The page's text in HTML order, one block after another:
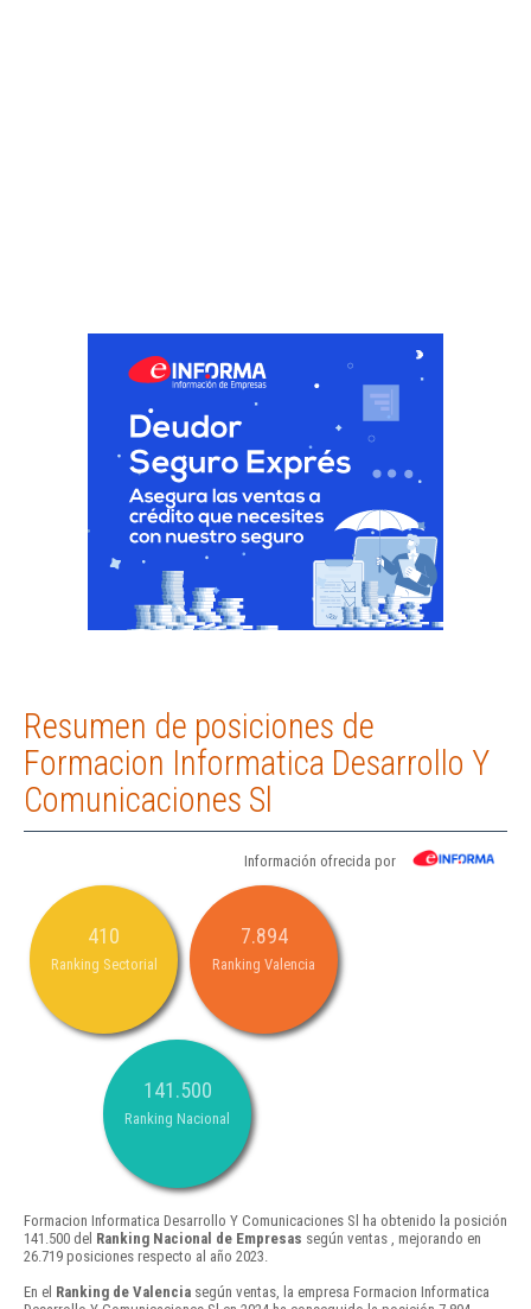
Resumen de posiciones de
Formacion Informatica Desarrollo Y
Comunicaciones Sl
Información ofrecida por
410
Ranking Sectorial
7.894
Ranking Valencia
141.500
Ranking Nacional
Formacion Informatica Desarrollo Y Comunicaciones Sl ha obtenido la posición
141.500 del Ranking Nacional de Empresas según ventas , mejorando en
26.719 posiciones respecto al año 2023.
En el Ranking de Valencia según ventas, la empresa Formacion Informatica